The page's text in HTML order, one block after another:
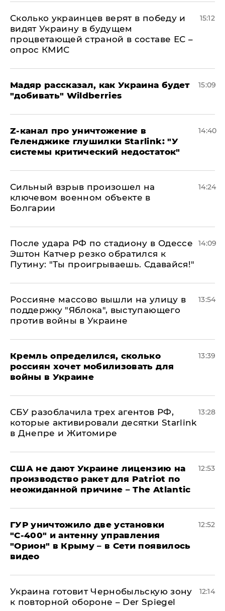
Сколько украинцев верят в победу и
видят Украину в будущем
процветающей страной в составе ЕС –
опрос КМИС
15:12
Мадяр рассказал, как Украина будет
"добивать" Wildberries
15:09
Z-канал про уничтожение в
Геленджике глушилки Starlink: "У
системы критический недостаток"
14:40
Сильный взрыв произошел на
ключевом военном объекте в
Болгарии
14:24
После удара РФ по стадиону в Одессе
Эштон Катчер резко обратился к
Путину: "Ты проигрываешь. Сдавайся!"
14:09
Россияне массово вышли на улицу в
поддержку "Яблока", выступающего
против войны в Украине
13:54
Кремль определился, сколько
россиян хочет мобилизовать для
войны в Украине
13:39
СБУ разоблачила трех агентов РФ,
которые активировали десятки Starlink
в Днепре и Житомире
13:28
США не дают Украине лицензию на
производство ракет для Patriot по
неожиданной причине – The Atlantic
12:53
ГУР уничтожило две установки
"С‑400" и антенну управления
"Орион" в Крыму – в Сети появилось
видео
12:52
Украина готовит Чернобыльскую зону
к повторной обороне – Der Spiegel
12:14